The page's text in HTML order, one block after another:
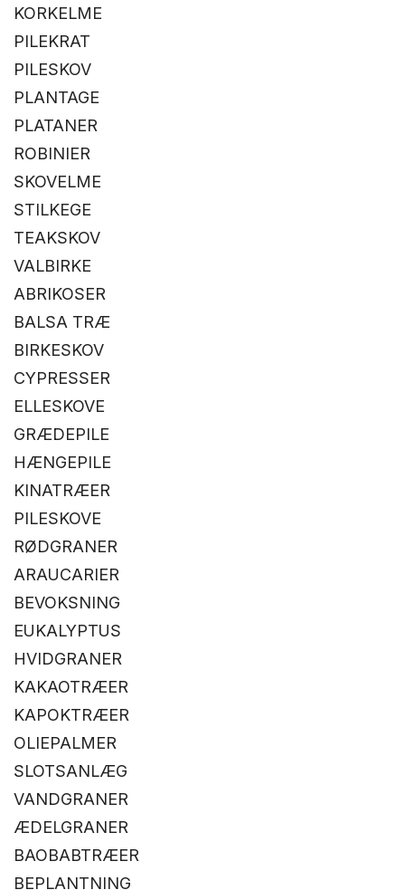
KORKELME
PILEKRAT
PILESKOV
PLANTAGE
PLATANER
ROBINIER
SKOVELME
STILKEGE
TEAKSKOV
VALBIRKE
ABRIKOSER
BALSA TRÆ
BIRKESKOV
CYPRESSER
ELLESKOVE
GRÆDEPILE
HÆNGEPILE
KINATRÆER
PILESKOVE
RØDGRANER
ARAUCARIER
BEVOKSNING
EUKALYPTUS
HVIDGRANER
KAKAOTRÆER
KAPOKTRÆER
OLIEPALMER
SLOTSANLÆG
VANDGRANER
ÆDELGRANER
BAOBABTRÆER
BEPLANTNING